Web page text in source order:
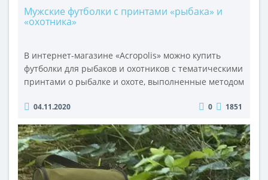
Мужские футболки с принтами «рыбака» и
«охотника»
В интернет-магазине «Acropolis» можно купить
футболки для рыбаков и охотников с тематическими
принтами о рыбалке и охоте, выполненные методом
натурального хлопка без синтетических
хорошо носятся и пропускают воздух. Летом - не
парят, а осенью сохраняют тепло.В категориях
«Худи, футболки и рубашки для рыбако..
04.11.2020 0 1851